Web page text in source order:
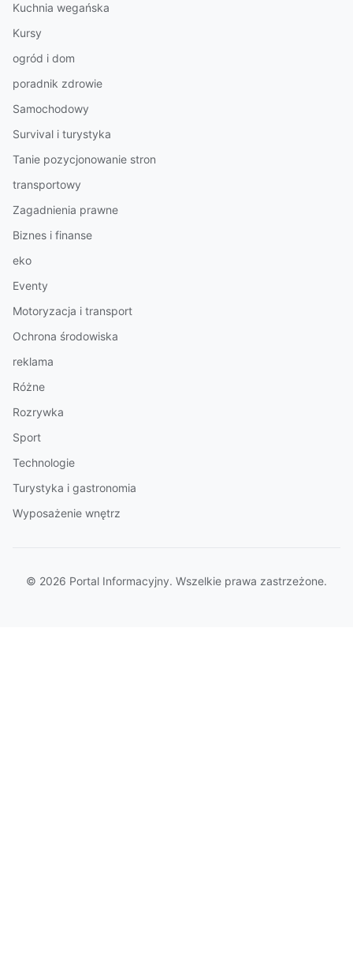
Kuchnia wegańska
Kursy
ogród i dom
poradnik zdrowie
Samochodowy
Survival i turystyka
Tanie pozycjonowanie stron
transportowy
Zagadnienia prawne
Biznes i finanse
eko
Eventy
Motoryzacja i transport
Ochrona środowiska
reklama
Różne
Rozrywka
Sport
Technologie
Turystyka i gastronomia
Wyposażenie wnętrz
© 2026 Portal Informacyjny. Wszelkie prawa zastrzeżone.